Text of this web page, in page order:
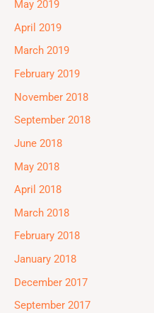
May 2019
April 2019
March 2019
February 2019
November 2018
September 2018
June 2018
May 2018
April 2018
March 2018
February 2018
January 2018
December 2017
September 2017